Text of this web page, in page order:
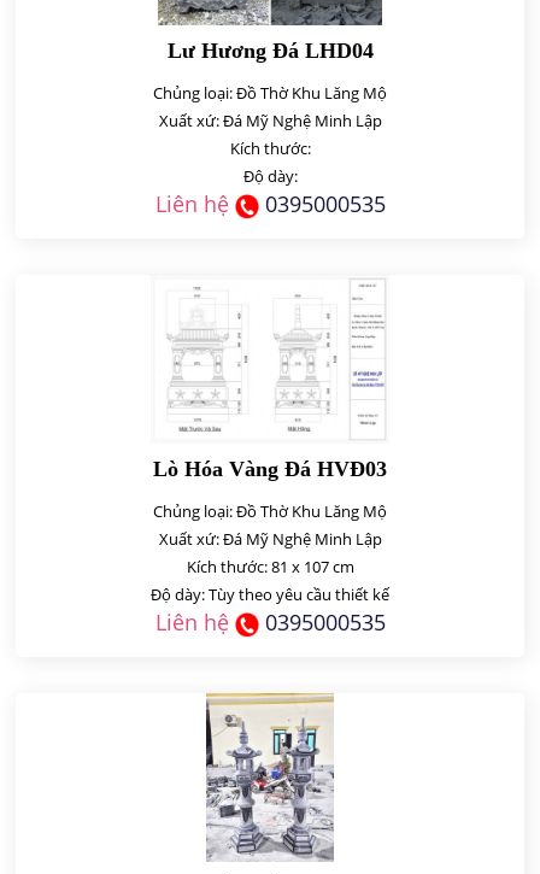
Lư Hương Đá LHD04
Chủng loại: Đồ Thờ Khu Lăng Mộ
Xuất xứ: Đá Mỹ Nghệ Minh Lập
Kích thước:
Độ dày:
Liên hệ 0395000535
Lò Hóa Vàng Đá HVĐ03
Chủng loại: Đồ Thờ Khu Lăng Mộ
Xuất xứ: Đá Mỹ Nghệ Minh Lập
Kích thước: 81 x 107 cm
Độ dày: Tùy theo yêu cầu thiết kế
Liên hệ 0395000535